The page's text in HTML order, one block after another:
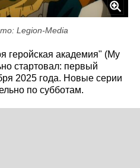
Legion-Media
геройская академия" (My
стартовал: первый
2025 года. Новые серии
по субботам.